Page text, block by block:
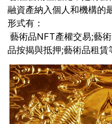
融資產納入個人和機構的
形式有：
藝術品NFT產權交易;藝
品按揭與抵押;藝術品租賃